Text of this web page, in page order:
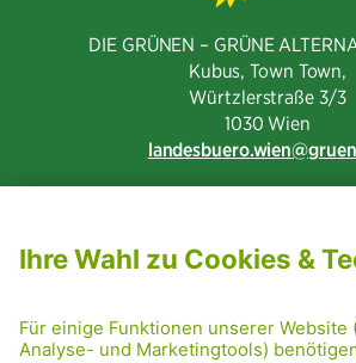
DIE GRÜNEN – GRÜNE
Kubus, Town Town,
Würtzlerstraße 3/3​
1030 Wien
landesbuero.wien
PRESSE
GRÜNE